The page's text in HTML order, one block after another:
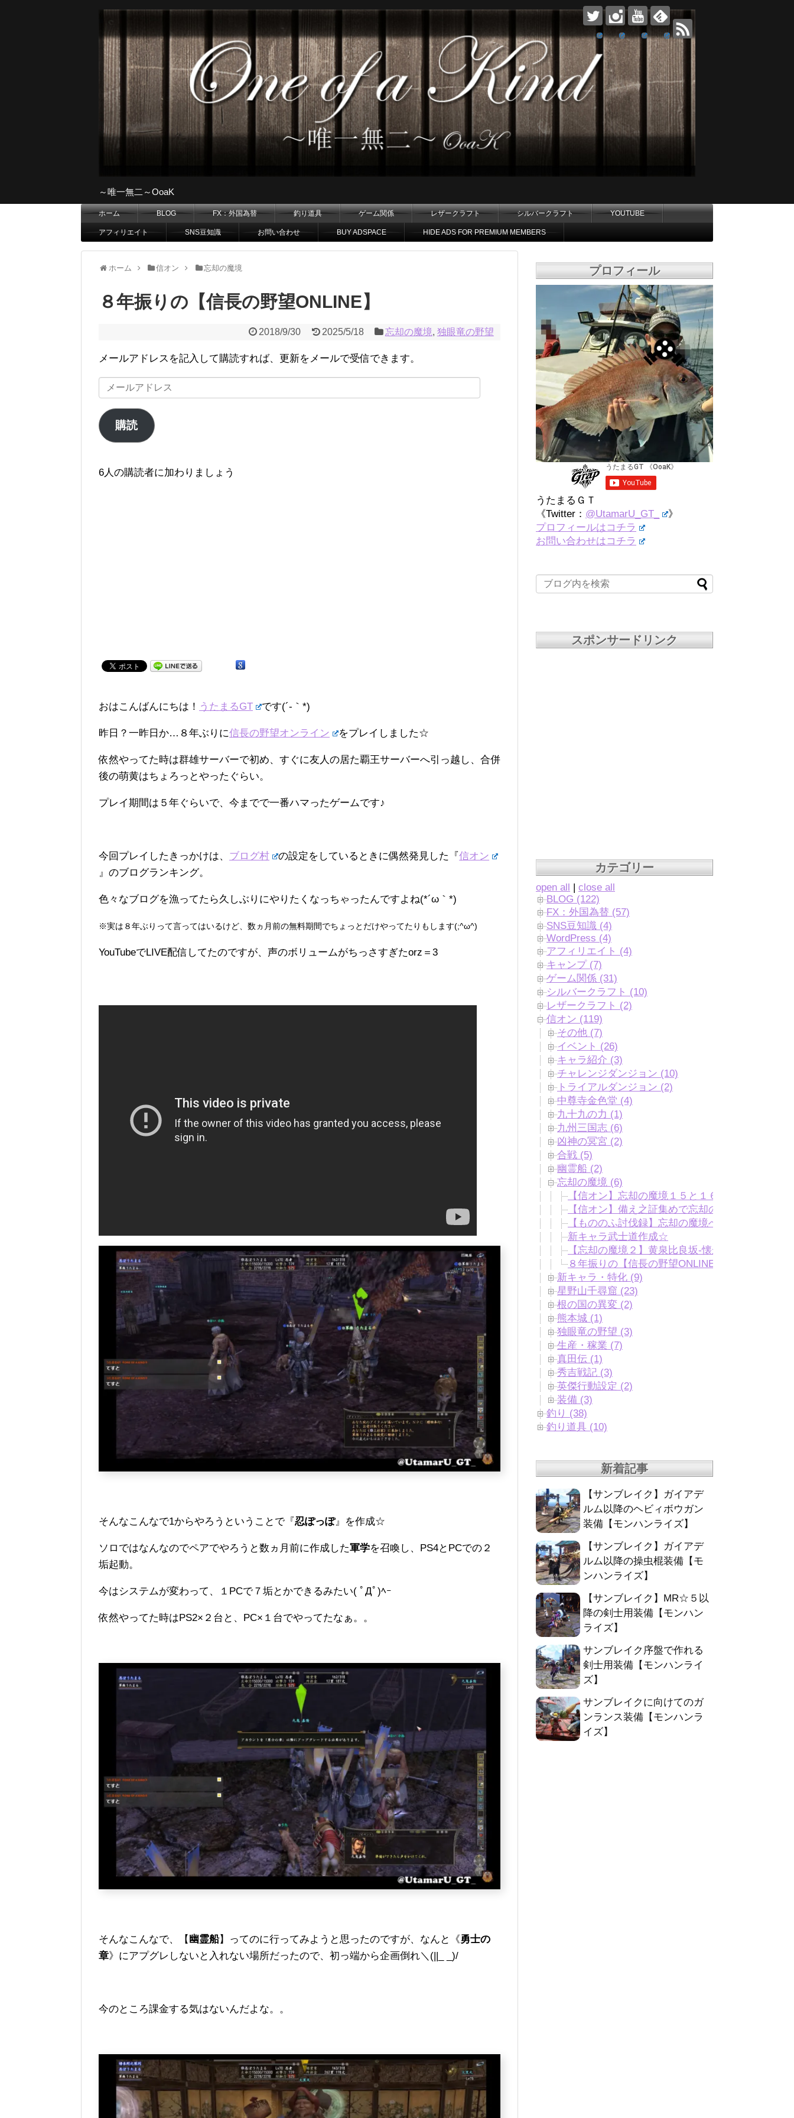
～唯一無二～OoaK
ホーム BLOG FX：外国為替 釣り道具 ゲーム関係 レザークラフト シルバークラフト YOUTUBE
アフィリエイト SNS豆知識 お問い合わせ BUY ADSPACE HIDE ADS FOR PREMIUM MEMBERS
ホーム 信オン 忘却の魔境
８年振りの【信長の野望ONLINE】
2018/9/30 2025/5/18 忘却の魔境, 独眼竜の野望
メールアドレスを記入して購読すれば、更新をメールで受信できます。
ー
ル
ア
レ
購読
6人の購読者に加わりましょう
おはこんばんにちは！ うたまるGT です(´-｀*)
昨日？一昨日か…８年ぶりに信長の野望オンライン をプレイしました☆
依然やってた時は群雄サーバーで初め、すぐに友人の居た覇王サーバーへ引っ越し、合併
後の萌黄はちょろっとやったぐらい。
プレイ期間は５年ぐらいで、今までで一番ハマったゲームです♪
今回プレイしたきっかけは、 ブログ村 の設定をしているときに偶然発見した『信オン
』のブログランキング。
色々なブログを漁ってたら久しぶりにやりたくなっちゃったんですよね(*´ω｀*)
※実は８年ぶりって言ってはいるけど、数ヵ月前の無料期間でちょっとだけやってたりもします(;^ω^)
YouTubeでLIVE配信してたのですが、声のボリュームがちっさすぎたorz＝3
そんなこんなで1からやろうということで『忍ぽっぽ』を作成☆
ソロではなんなのでペアでやろうと数ヵ月前に作成した軍学を召喚し、PS4とPCでの２
垢起動。
今はシステムが変わって、１PCで７垢とかできるみたい( ﾟДﾟ)ﾍｰ
依然やってた時はPS2×２台と、PC×１台でやってたなぁ。。
そんなこんなで、【 幽霊船】ってのに行ってみようと思ったのですが、なんと《勇士の
章》にアプグレしないと入れない場所だったので、初っ端から企画倒れ＼(||_ _)/
今のところ課金する気はないんだよな。。
プロフィール
うたまるＧＴ
《Twitter： @UtamarU_GT_
》
プロフィールはコチラ
お問い合わせはコチラ
スポンサードリンク
カテゴリー
open all | close all
BLOG (122)
FX：外国為替 (57)
SNS豆知識 (4)
WordPress (4)
アフィリエイト (4)
キャンプ (7)
ゲーム関係 (31)
シルバークラフト (10)
レザークラフト (2)
信オン (119)
その他 (7)
イベント (26)
キャラ紹介 (3)
チャレンジダンジョン (10)
トライアルダンジョン (2)
中尊寺金色堂 (4)
九十九の力 (1)
九州三国志 (6)
凶神の冥宮 (2)
合戦 (5)
幽霊船 (2)
忘却の魔境 (6)
【信オン】忘却の魔境１５と１６
【信オン】備え之証集めで忘却の魔境へ
【もののふ討伐録】忘却の魔境へ☆
新キャラ武士道作成☆
【忘却の魔境２】黄泉比良坂-懐かしの面々との
８年振りの【信長の野望ONLINE】
新キャラ・特化 (9)
星野山千尋窟 (23)
根の国の異変 (2)
熊本城 (1)
独眼竜の野望 (3)
生産・稼業 (7)
真田伝 (1)
秀吉戦記 (3)
英傑行動設定 (2)
装備 (3)
釣り (38)
釣り道具 (10)
新着記事
【サンブレイク】ガイアデ
ルム以降のヘビィボウガン
装備【モンハンライズ】
【サンブレイク】ガイアデ
ルム以降の操虫棍装備【モ
ンハンライズ】
【サンブレイク】MR☆５以
降の剣士用装備【モンハン
ライズ】
サンブレイク序盤で作れる
剣士用装備【モンハンライ
ズ】
サンブレイクに向けてのガ
ンランス装備【モンハンラ
イズ】